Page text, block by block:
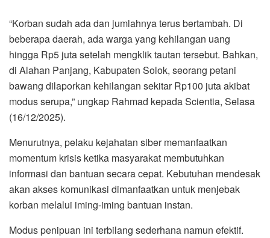
“Korban sudah ada dan jumlahnya terus bertambah. Di
beberapa daerah, ada warga yang kehilangan uang
hingga Rp5 juta setelah mengklik tautan tersebut. Bahkan,
di Alahan Panjang, Kabupaten Solok, seorang petani
bawang dilaporkan kehilangan sekitar Rp100 juta akibat
modus serupa,” ungkap Rahmad kepada Scientia, Selasa
(16/12/2025).
Menurutnya, pelaku kejahatan siber memanfaatkan
momentum krisis ketika masyarakat membutuhkan
informasi dan bantuan secara cepat. Kebutuhan mendesak
akan akses komunikasi dimanfaatkan untuk menjebak
korban melalui iming-iming bantuan instan.
Modus penipuan ini terbilang sederhana namun efektif.